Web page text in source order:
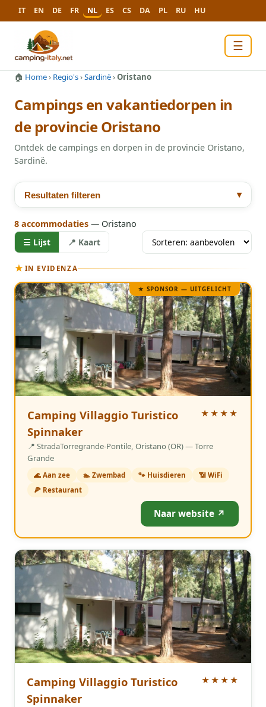
IT EN DE FR NL ES CS DA PL RU HU
☰
🏠 Home› Regio's›Sardinë›Oristano
Campings en vakantiedorpen in
de provincie Oristano
Ontdek de campings en dorpen in de provincie Oristano,
Sardinë.
Resultaten filteren ▾
8 accommodaties — Oristano
☰ Lijst 📍 Kaart
★ IN EVIDENZA
★ SPONSOR — UITGELICHT
Camping Villaggio Turistico
Spinnaker
★★★★
4 Sterren
📍 StradaTorregrande-Pontile, Oristano (OR) — Torre
Grande
🌊 Aan zee 🏊 Zwembad 🐾 Huisdieren
📶 WiFi
🍕 Restaurant
Naar website ↗
Camping Villaggio Turistico
Spinnaker
★★★★
4 Sterren